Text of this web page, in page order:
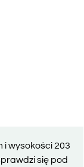
i wysokości 203
się pod